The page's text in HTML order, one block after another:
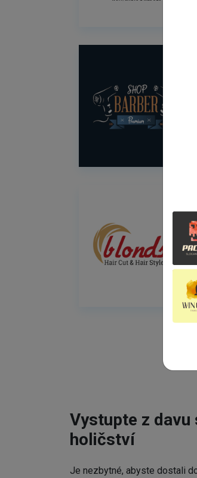
Vystupte z davu
holičství
Je nezbytné, abyste dostali